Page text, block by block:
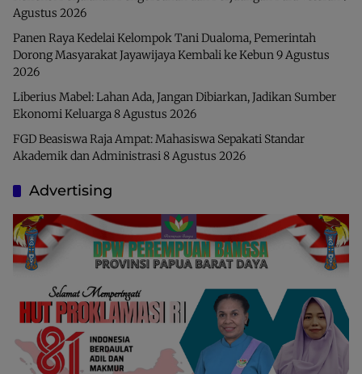
Agustus 2026
Panen Raya Kedelai Kelompok Tani Dualoma, Pemerintah
Dorong Masyarakat Jayawijaya Kembali ke Kebun9 Agustus
2026
Liberius Mabel: Lahan Ada, Jangan Dibiarkan, Jadikan Sumber
Ekonomi Keluarga8 Agustus 2026
FGD Beasiswa Raja Ampat: Mahasiswa Sepakati Standar
Akademik dan Administrasi8 Agustus 2026
Advertising